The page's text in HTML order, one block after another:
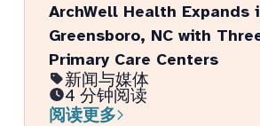
ArchWell Health Expands
Greensboro, NC with
Primary Care Centers
新闻与媒体
4 分钟阅读
阅读更多